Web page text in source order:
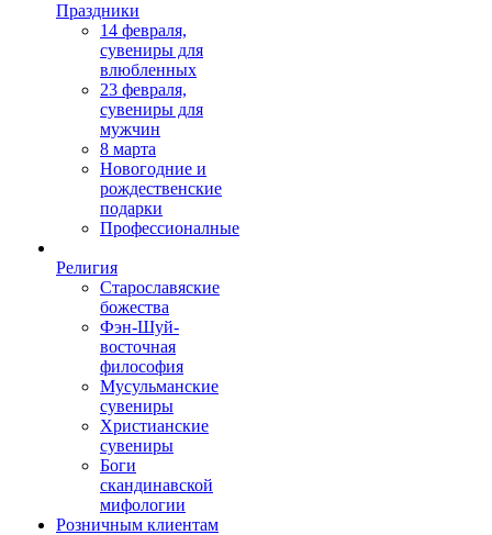
Праздники
14 февраля,
сувениры для
влюбленных
23 февраля,
сувениры для
мужчин
8 марта
Новогодние и
рождественские
подарки
Профессионалные
Религия
Старославяские
божества
Фэн-Шуй-
восточная
философия
Мусульманские
сувениры
Христианские
сувениры
Боги
скандинавской
мифологии
Розничным клиентам